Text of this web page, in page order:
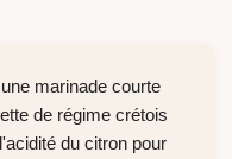
marinade courte
de régime crétois
du citron pour